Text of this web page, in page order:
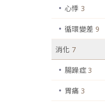
心悸 3
循環變差 9
消化 7
腸躁症 3
胃痛 3